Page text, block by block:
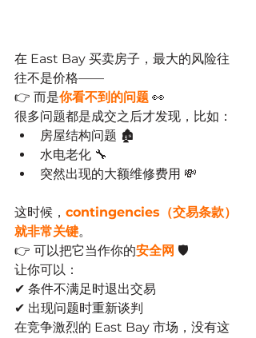
在 East Bay 买卖房子，最大的风险往
往不是价格——
👉 而是你看不到的问题 👀
很多问题都是成交之后才发现，比如：
房屋结构问题 🏚️
水电老化 🔧
突然出现的大额维修费用 💸
这时候， contingencies（交易条款）
就非常关键。
👉 可以把它当作你的安全网 🛡️
让你可以：
✔ 条件不满足时退出交易
✔ 出现问题时重新谈判
在竞争激烈的 East Bay 市场，没有这